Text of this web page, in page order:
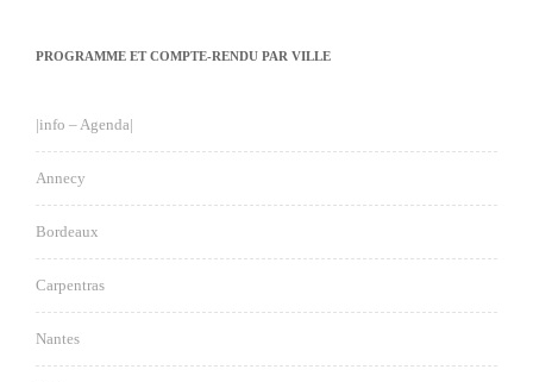
PROGRAMME ET COMPTE-RENDU PAR VILLE
|info – Agenda|
Annecy
Bordeaux
Carpentras
Nantes